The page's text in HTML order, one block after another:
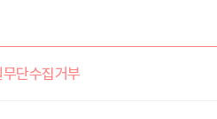
단수집거부